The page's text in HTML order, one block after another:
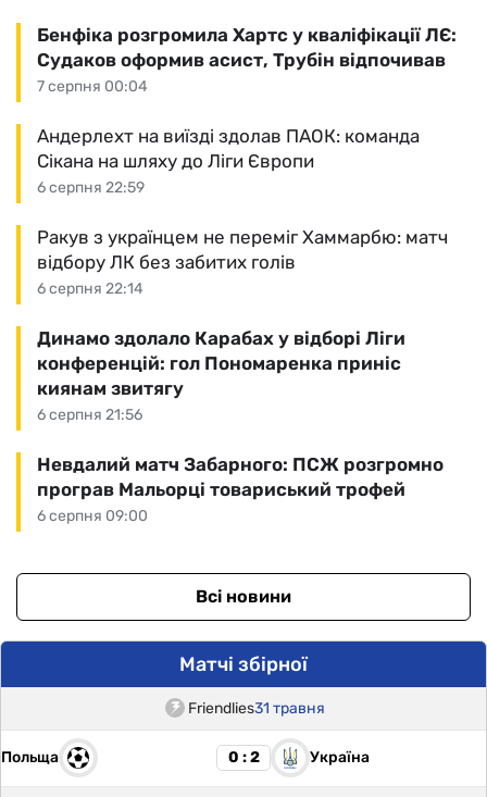
7 серпня 00:04
Бенфіка розгромила Хартс у кваліфікації ЛЄ:
Судаков оформив асист, Трубін відпочивав
6 серпня 22:59
Андерлехт на виїзді здолав ПАОК: команда
Сікана на шляху до Ліги Європи
6 серпня 22:14
Ракув з українцем не переміг Хаммарбю: матч
відбору ЛК без забитих голів
6 серпня 21:56
Динамо здолало Карабах у відборі Ліги
конференцій: гол Пономаренка приніс
киянам звитягу
6 серпня 09:00
Невдалий матч Забарного: ПСЖ розгромно
програв Мальорці товариський трофей
Всі новини
Матчі збірної
Friendlies31 травня
Польща 0 : 2 Україна